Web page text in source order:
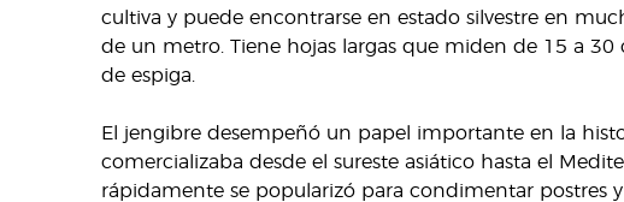
cultiva y puede encontrarse en estado silvestre en
de un metro. Tiene hojas largas que miden de 15 a
de espiga.
El jengibre desempeñó un papel importante en la
comercializaba desde el sureste asiático hasta el
rápidamente se popularizó para condimentar postres